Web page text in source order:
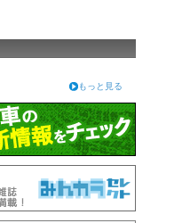
もっと見る